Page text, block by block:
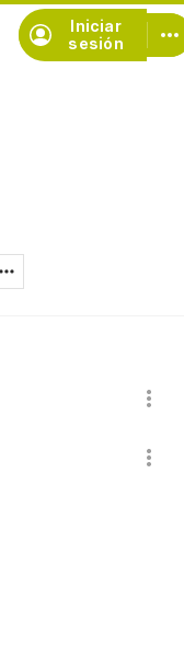
Iniciar
sesión